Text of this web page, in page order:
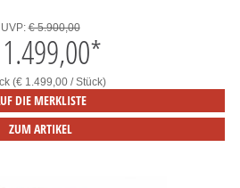
UVP:€ 5.900,00
1.499,00*
(€ 1.499,00 / Stück)
DIE MERKLISTE
ZUM ARTIKEL